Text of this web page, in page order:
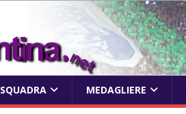
SQUADRA MEDAGLIERE